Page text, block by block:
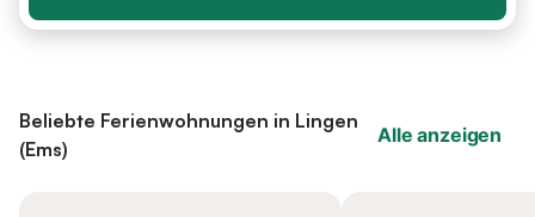
Beliebte Ferienwohnungen in Lingen
(Ems)
Alle anzeigen